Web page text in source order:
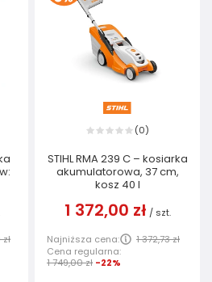
(0)
STIHL RMA 239 C – kosiarka
akumulatorowa, 37 cm,
kosz 40 l
1 372,00 zł / szt.
Najniższa cena:
1 372,73 zł
Cena regularna:
1 749,00 zł -22%